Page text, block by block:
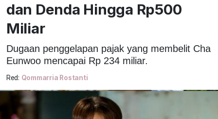
dan Denda Hingga Rp500
Miliar
Dugaan penggelapan pajak yang membelit Cha
Eunwoo mencapai Rp 234 miliar.
Red: Qommarria Rostanti